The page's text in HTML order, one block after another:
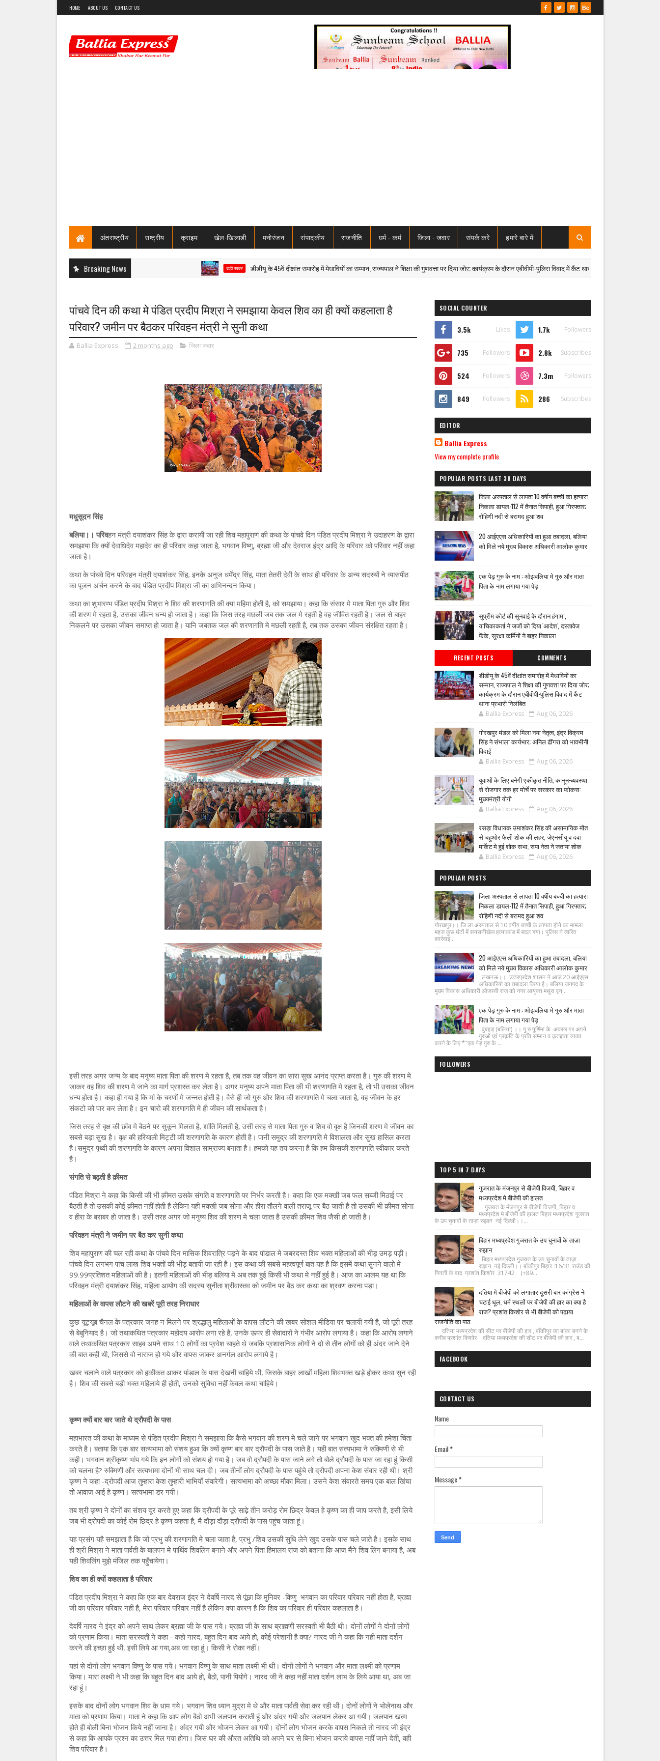
HOME ABOUT US CONTACT US
अंतराष्ट्रीय राष्ट्रीय क्राइम खेल-खिलाडी मनोरंजन संपादकीय राजनीति धर्म - कर्म जिला - जवार संपर्क करे हमारे बारे में
Breaking News बड़ी खबर डीडीयू के 45वें दीक्षांत समारोह में मेधावियों का सम्मान, राज्यपाल ने शिक्षा की गुणवत्ता पर दिया जोर; कार्यक्रम के दौरान एबीवीपी-पुलिस विवाद में कैंट थाना प्रभारी निलंबित
पांचवे दिन की कथा मे पंडित प्रदीप मिश्रा ने समझाया केवल शिव का ही क्यों कहलाता है
परिवार? जमीन पर बैठकर परिवहन मंत्री ने सुनी कथा
Ballia Express 2 months ago जिला जवार
मधुसूदन सिंह
बलिया।। परिवहन मंत्री दयाशंकर सिंह के द्वारा करायी जा रही शिव महापुराण की कथा के पांचवे दिन पंडित प्रदीप मिश्रा ने उदाहरण के द्वारा
समझाया कि क्यों देवाधिदेव महादेव का ही परिवार कहा जाता है, भगवान विष्णु, ब्रह्मा जी और देवराज इंद्र आदि के परिवार को परिवार नहीं कहा
जाता है।
कथा के पांचवे दिन परिवहन मंत्री दयाशंकर सिंह, इनके अनुज धर्मेंद्र सिंह, माता तेतरी देवी के साथ ही परिवार के अन्य सदस्यों ने व्यासपीठ
का पूजन अर्चन करने के बाद पंडित प्रदीप मिश्रा जी का अभिनन्दन किया।
कथा का शुभारम्भ पंडित प्रदीप मिश्रा ने शिव की शरणागति की क्या महिमा होती है, को समझाया। कहा कि संसार मे माता पिता गुरु और शिव
की शरण मे रहता है, उसका जीवन धन्य हो जाता है। कहा कि जिस तरह मछली जब तक जल मे रहती है वह जीवित रहती है। जल से बाहर
निकलने पर उसका जीवन समाप्त हो जाता है। यानि जबतक जल की शरणागति मे मछली रहती है, तब तक उसका जीवन संरक्षित रहता है।
इसी तरह अगर जन्म के बाद मनुष्य माता पिता की शरण मे रहता है, तब तक वह जीवन का सारा सुख आनंद प्राप्त करता है। गुरु की शरण मे
जाकर वह शिव की शरण मे जाने का मार्ग प्रशस्त कर लेता है। अगर मनुष्य अपने माता पिता की भी शरणागति मे रहता है, तो भी उसका जीवन
धन्य होता है। कहा ही गया है कि मां के चरणों मे जन्नत होती है। वैसे ही जो गुरु और शिव की शरणागति मे चला जाता है, वह जीवन के हर
संकटो को पार कर लेता है। इन चारो की शरणागति मे ही जीवन की सार्थकता है।
जिस तरह से वृक्ष की छाँव मे बैठने पर सुकून मिलता है, शांति मिलती है, उसी तरह से माता पिता गुरु व शिव वो वृक्ष है जिनकी शरण मे जीवन का
सबसे बड़ा सुख है। वृक्ष की हरियाली मिट्टी की शरणागति के कारण होती है। पानी समुद्र की शरणागति मे विशालता और सुख हासिल करता
है।समुद्र पृथ्वी की शरणागति के कारण अपना विशाल साम्राज्य बनाता है। हमको यह तय करना है कि हम किसकी शरणागति स्वीकार करते
है।
संगति से बढ़ती है क़ीमत
पंडित मिश्रा ने कहा कि किसी की भी क़ीमत उसके संगति व शरणागति पर निर्भर करती है। कहा कि एक मक्खी जब फल सब्जी मिठाई पर
बैठती है तो उसकी कोई क़ीमत नहीं होती है लेकिन यही मक्खी जब सोना और हीरा तौलने वाली तराजू पर बैठ जाती है तो उसकी भी क़ीमत सोना
व हीरा के बराबर हो जाता है। उसी तरह अगर जो मनुष्य शिव की शरण मे चला जाता है उसकी क़ीमत शिव जैसी हो जाती है।
परिवहन मंत्री ने जमीन पर बैठ कर सुनी कथा
शिव महापुराण की चल रही कथा के पांचवे दिन मासिक शिवरात्रि पड़ने के बाद पांडाल मे जबरदस्त शिव भक्त महिलाओं की भीड़ उमड़ पड़ी।
पांचवे दिन लगभग पांच लाख शिव भक्तों की भीड़ बतायी जा रही है। इस कथा की सबसे महत्वपूर्ण बात यह है कि इसमें कथा सुनने वालो मे
99.99प्रतिशत महिलाओं की है। इतनी महिलाओं की भीड़ बलिया मे अब तक हुई किसी भी कथा मे नहीं हुई है। आज का आलम यह था कि
परिवहन मंत्री दयाशंकर सिंह, महिला आयोग की सदस्य सुनीता श्रीवास्तव को जमीन पर बैठ कर कथा का श्रवण करना पड़ा।
महिलाओं के वापस लौटने की खबरें पूरी तरह निराधार
कुछ यूट्यूब चैनल के पत्रकार जगह न मिलने पर श्रद्धालु महिलाओं के वापस लौटने की खबर सोशल मीडिया पर चलायी गयी है, जो पूरी तरह
से बेबुनियाद है। जो तथाकथित पत्रकार महोदय आरोप लगा रहे है, उनके ऊपर ही सेवादारों ने गंभीर आरोप लगाया है। कहा कि आरोप लगाने
वाले तथाकथित पत्रकार साहब अपने साथ 10 लोगों का प्रवेश चाहते थे जबकि प्रशासनिक लोगों ने दो से तीन लोगों को ही अंदर जाने देने
की बात कही थी, जिससे वो नाराज हो गये और वापस जाकर अनर्गल आरोप लगाये है।
खबर चलाने वाले पत्रकार को हकीकत आकर पांडाल के पास देखनी चाहिये थी, जिसके बाहर लाखों महिला शिवभक्त खड़े होकर कथा सुन रही
है। शिव की सबसे बड़ी भक्त महिलाये ही होती, उनको सुविधा नहीं केवल कथा चाहिये।
कृष्ण क्यों बार बार जाते थे द्रौपदी के पास
महाभारत की कथा के माध्यम से पंडित प्रदीप मिश्रा ने समझाया कि कैसे भगवान की शरण मे चले जाने पर भगवान खुद भक्त की हमेशा चिंता
करते है। बताया कि एक बार सत्यभामा को संशय हुआ कि क्यों कृष्ण बार बार द्रौपदी के पास जाते है। यही बात सत्यभामा ने रुक्मिणी से भी
कही। भगवान श्रीकृष्ण भांप गये कि इन लोगों को संशय हो गया है। जब वो द्रौपदी के पास जाने लगे तो बोले द्रौपदी के पास जा रहा हूं किसी
को चलना है? रुक्मिणी और सत्यभामा दोनों भी साथ चल दी। जब तीनों लोग द्रौपदी के पास पहुंचे तो द्रौपदी अपना केश संवार रही थी। श्री
कृष्ण ने कहा -द्रोपदी आज तुम्हारा केश तुम्हारी भाभियाँ संवारेगी। सत्यभामा को अच्छा मौका मिला। उसने केश संवारते समय एक बाल खिंचा
तो आवाज आई हे कृष्ण। सत्यभामा डर गयी।
तब श्री कृष्ण ने दोनों का संशय दूर करते हुए कहा कि द्रौपदी के पूरे साढ़े तीन करोड़ रोम छिद्र केवल हे कृष्ण का ही जाप करते है, इसी लिये
जब भी द्रोपदी का कोई रोम छिद्र हे कृष्ण कहता है, मै दौड़ा दौड़ा द्रौपदी के पास पहुंच जाता हूं।
यह प्रसंग यहै समझाता है कि जो प्रभु की शरणागति मे चला जाता है, प्रभु /शिव उसकी सुधि लेने खुद उसके पास चले जाते है। इसके साथ
ही श्री मिश्रा ने माता पार्वती के बालपन मे पार्थिव शिवलिंग बनाने और अपने पिता हिमालय राज को बताना कि आज मैंने शिव लिंग बनाया है, अब
यही शिवलिंग मुझे मंजिल तक पहुँचायेगा।
शिव का ही क्यों कहलाता है परिवार
पंडित प्रदीप मिश्रा ने कहा कि एक बार देवराज इंद्र ने देवर्षि नारद से पूंछा कि मुनिवर -विष्णु भगवान का परिवार परिवार नहीं होता है, ब्रह्मा
जी का परिवार परिवार नहीं है, मेरा परिवार परिवार नहीं है लेकिन क्या कारण है कि शिव का परिवार ही परिवार कहलाता है।
देवर्षि नारद ने इंद्र को अपने साथ लेकर ब्रह्मा जी के पास गये। ब्रह्मा जी के साथ ब्राह्मणी सरस्वती भी बैठी थी। दोनों लोगों ने दोनों लोगों
को प्रणाम किया। माता सरस्वती ने कहा - कहो नारद, बहुत दिन बाद आये हो, कोई परेशानी है क्या? नारद जी ने कहा कि नहीं माता दर्शन
करने की इच्छा हुई थी, इसी लिये आ गया,अब जा रहा हूं। किसी ने रोका नहीं।
यहां से दोनों लोग भगवान विष्णु के पास गये। भगवान विष्णु के साथ माता लक्ष्मी भी थी। दोनों लोगों ने भगवान और माता लक्ष्मी को प्रणाम
किया। मारा लक्ष्मी ने भी कहा कि बहुत दिन बाद आये हो, बैठो, पानी पियोगे। नारद जी ने कहा नहीं माता दर्शन लाभ के लिये आया था, अब जा
रहा हूं।
इसके बाद दोनों लोग भगवान शिव के धाम गये। भगवान शिव ध्यान मुद्रा मे थे और माता पार्वती सेवा कर रही थी। दोनों लोगों ने भोलेनाथ और
माता को प्रणाम किया। माता ने कहा कि आप लोग बैठो अभी जलपान कराती हूं और अंदर गयी और जलपान लेकर आ गयी। जलपान खत्म
होते ही बोली बिना भोजन किये नहीं जाना है। अंदर गयी और भोजन लेकर आ गयी। दोनों लोग भोजन करके वापस निकले तो नारद जी इंद्र
से कहा कि आपके प्रश्न का उत्तर मिल गया होगा। जिस घर की औरत अतिथि को अपने घर से बिना भोजन कराये वापस नहीं जाने देती, वही
शिव परिवार है।
SOCIAL COUNTER
3.5k Likes 1.7k Followers
735 Followers 2.8k Subscribes
524 Followers 7.3m Followers
849 Followers 286 Subscribes
EDITOR
Ballia Express
View my complete profile
POPULAR POSTS LAST 30 DAYS
जिला अस्पताल से लापता 10 वर्षीय बच्ची का हत्यारा
निकला डायल-112 में तैनात सिपाही, हुआ गिरफ्तार;
रोहिणी नदी से बरामद हुआ शव
20 आईएएस अधिकारियों का हुआ तबादला, बलिया
को मिले नये मुख्य विकास अधिकारी आलोक कुमार
एक पेड़ गुरु के नाम : ओझवलिया मे गुरु और माता
पिता के नाम लगाया गया पेड़
सुप्रीम कोर्ट की सुनवाई के दौरान हंगामा,
याचिकाकर्ता ने जजों को दिया 'आदेश', दस्तावेज
फेंके, सुरक्षा कर्मियों ने बाहर निकाला
RECENT POSTS COMMENTS
डीडीयू के 45वें दीक्षांत समारोह में मेधावियों का
सम्मान, राज्यपाल ने शिक्षा की गुणवत्ता पर दिया जोर;
कार्यक्रम के दौरान एबीवीपी-पुलिस विवाद में कैंट
थाना प्रभारी निलंबित
Ballia Express Aug 06, 2026
गोरखपुर मंडल को मिला नया नेतृत्व, इंद्र विक्रम
सिंह ने संभाला कार्यभार; अनिल ढींगरा को भावभीनी
विदाई
Ballia Express Aug 06, 2026
युवाओं के लिए बनेगी एकीकृत नीति, कानून-व्यवस्था
से रोजगार तक हर मोर्चे पर सरकार का फोकस:
मुख्यमंत्री योगी
Ballia Express Aug 06, 2026
रसड़ा विधायक उमाशंकर सिंह की असामायिक मौत
से चहुओर फैली शोक की लहर, जेएनसीयू व दवा
मार्केट मे हुई शोक सभा, सपा नेता ने जताया शोक
Ballia Express Aug 06, 2026
POPULAR POSTS
जिला अस्पताल से लापता 10 वर्षीय बच्ची का हत्यारा
निकला डायल-112 में तैनात सिपाही, हुआ गिरफ्तार;
रोहिणी नदी से बरामद हुआ शव
गोरखपुर।। जि ला अस्पताल से 10 वर्षीय बच्ची के लापता होने का मामला
महज कुछ घंटों में सनसनीखेज हत्याकांड में बदल गया। पुलिस ने त्वरित
कार्रवाई...
20 आईएएस अधिकारियों का हुआ तबादला, बलिया
को मिले नये मुख्य विकास अधिकारी आलोक कुमार
लखनऊ।। उत्तरप्रदेश शासन ने आज 20 आईएएस
अधिकारियो का तबादला किया है। बलिया जनपद के
मुख्य विकास अधिकारी ओजस्वी राज को नगर आयुक्त मथुरा वृन्...
एक पेड़ गुरु के नाम : ओझवलिया मे गुरु और माता
पिता के नाम लगाया गया पेड़
दुबहड़ (बलिया) ।। गु रु पूर्णिमा के अवसर पर अपने
गुरुओं एवं प्रकृति के प्रति सम्मान व कृतज्ञता व्यक्त
करने के लिए *"एक पेड़ गुरु के ...
FOLLOWERS
TOP 5 IN 7 DAYS
गुजरात के मंजनपुर से बीजेपी विजयी, बिहार व
मध्यप्रदेश मे बीजेपी की हालत
गुजरात के मंजनपुर से बीजेपी विजयी, बिहार व
मध्यप्रदेश मे बीजेपी की हालत बिहार मध्यप्रदेश गुजरात
के उप चुनावों के ताज़ा रुझान नई दिल्ली।।...
बिहार मध्यप्रदेश गुजरात के उप चुनावों के ताज़ा
रुझान
बिहार मध्यप्रदेश गुजरात के उप चुनावों के ताज़ा
रुझान नई दिल्ली।। बाँकीपुर बिहार :16/31 राउंड की
गिनती के बाद प्रशांत किशोर 31742 (+89...
दतिया मे बीजेपी को लगातार दूसरी बार कांग्रेस ने
चटाई धूल, धर्म स्थलों पर बीजेपी की हार का क्या है
राज? प्रशांत किशोर से भी बीजेपी को पढ़ाया
राजनीति का पाठ
दतिया मध्यप्रदेश की सीट पर बीजेपी की हार , बाँकीपुर का बांका बनने के
करीब प्रशांत किशोर दतिया मध्यप्रदेश की सीट पर बीजेपी की हार , ब...
FACEBOOK
CONTACT US
Name
Email*
Message*